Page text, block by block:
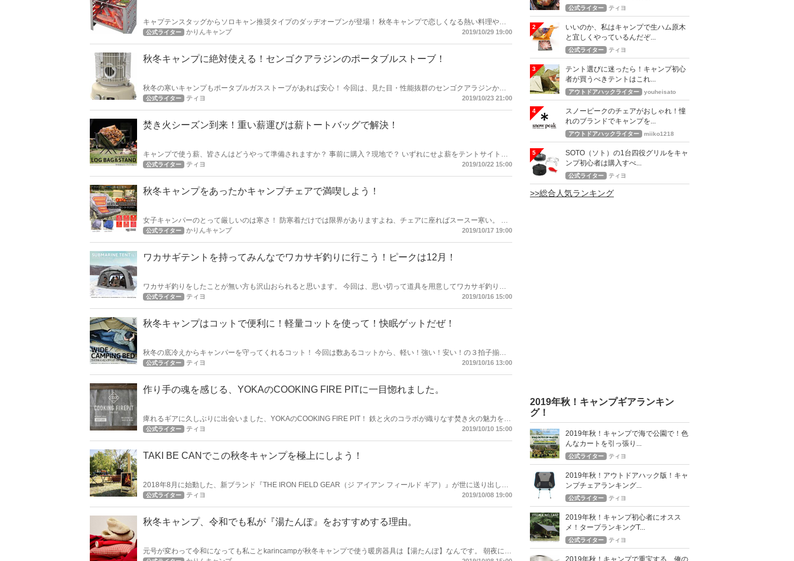
キャプテンスタッグからソロキャン推奨タイプのダッヂオーブンが登場！ 秋冬キャンプで恋しくなる熱い料理や煮
込み料理がこのダッヂで作れます！ さらにシーズニングも不要で超便利！ さっそく私は買っちゃいました！
公式ライター かりんキャンプ 2019/10/29 19:00
秋冬キャンプに絶対使える！センゴクアラジンのポータブルストーブ！
秋冬の寒いキャンプもポータブルガスストーブがあれば安心！ 今回は、見た目・性能抜群のセンゴクアラジンから
ポータブルガスストーブを紹介します！
公式ライター ティヨ 2019/10/23 21:00
焚き火シーズン到来！重い薪運びは薪トートバッグで解決！
キャンプで使う薪、皆さんはどうやって準備されますか？ 事前に購入？現地で？ いずれにせよ薪をテントサイトま
で運ばないことには焚き火は出来ません。 今回は、そんな重くて大きい薪運びに使える『薪トートバッグ』を紹介
公式ライター ティヨ 2019/10/22 15:00
秋冬キャンプをあったかキャンプチェアで満喫しよう！
女子キャンパーのとって厳しいのは寒さ！ 防寒着だけでは限界がありますよね、チェアに座ればスースー寒い。 焚
き火中は温かいけど肌も乾燥します。 何より、座っている間は腰・背中・お尻はとっても冷えます。 この寒さの対
公式ライター かりんキャンプ 2019/10/17 19:00
ワカサギテントを持ってみんなでワカサギ釣りに行こう！ピークは12月！
ワカサギ釣りをしたことが無い方も沢山おられると思います。 今回は、思い切って道具を用意してワカサギ釣りキ
ャンプに行きませんか？ というお話になります。
公式ライター ティヨ 2019/10/16 15:00
秋冬キャンプはコットで便利に！軽量コットを使って！快眠ゲットだぜ！
秋冬の底冷えからキャンパーを守ってくれるコット！ 今回は数あるコットから、軽い！強い！安い！の３拍子揃っ
た快適なコットをご紹介したいと思います。
公式ライター ティヨ 2019/10/16 13:00
作り手の魂を感じる、YOKAのCOOKING FIRE PITに一目惚れました。
痺れるギアに久しぶりに出会いました、YOKAのCOOKING FIRE PIT！ 鉄と火のコラボが織りなす焚き火の魅力を再
発見！ YOKAのオススメギアを紹介します！
公式ライター ティヨ 2019/10/10 15:00
TAKI BE CANでこの秋冬キャンプを極上にしよう！
2018年8月に始動した、新ブランド『THE IRON FIELD GEAR（ジ アイアン フィールド ギア）』が世に送り出した
【TAKI BE CAN】をご存知でしょうか？ 今回は、THE IRON FIELD GEARのTAKI BE CANを徹底紹介。
公式ライター ティヨ 2019/10/08 19:00
秋冬キャンプ、令和でも私が『湯たんぽ』をおすすめする理由。
元号が変わって令和になっても私ことkarincampが秋冬キャンプで使う暖房器具は【湯たんぽ】なんです。 朝夜に冷
公式ライター ティヨ
2
いいのか、私はキャンプで生ハム原木
と宜しくやっているんだぞ...
公式ライター ティヨ
3
テント選びに迷ったら！キャンプ初心
者が買うべきテントはこれ...
アウトドアハックライター youheisato
4
スノーピークのチェアがおしゃれ！憧
れのブランドでキャンプを...
アウトドアハックライター miiko1218
5
SOTO（ソト）の1台四役グリルをキャ
ンプ初心者は購入すべ...
公式ライター ティヨ
>>総合人気ランキング
2019年秋！キャンプギアランキン
グ！
2019年秋！キャンプで海で公園で！色
んなカートを引っ張り...
公式ライター ティヨ
2019年秋！アウトドアハック版！キャ
ンプチェアランキング...
公式ライター ティヨ
2019年秋！キャンプ初心者にオスス
メ！タープランキングT...
公式ライター ティヨ
2019年秋！キャンプで重宝する、俺の